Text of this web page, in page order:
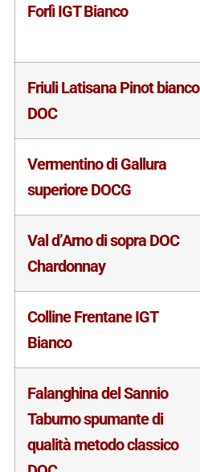
Forlì IGT Bianco
Friuli Latisana Pinot bianco
DOC
Vermentino di Gallura
superiore DOCG
Val d’Arno di sopra DOC
Chardonnay
Colline Frentane IGT
Bianco
Falanghina del Sannio
Taburno spumante di
qualità metodo classico